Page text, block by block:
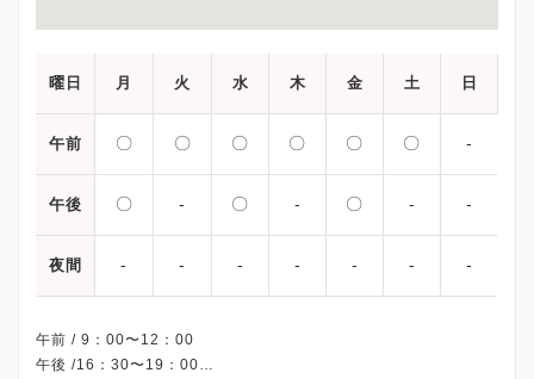
曜日 月 火 水 木 金 土 日
午前 〇 〇 〇 〇 〇 〇 -
午後 〇 - 〇 - 〇 - -
夜間 - - - - - - -
午前 / 9：00〜12：00
午後 /16：30〜19：00